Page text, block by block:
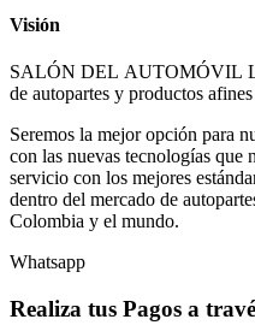
Visión
SALÓN DEL AUTOMÓVIL
de autopartes y productos
Seremos la mejor opción para
con las nuevas tecnologías que
servicio con los mejores
dentro del mercado de
Colombia y el mundo.
Whatsapp
Realiza tus Pagos a